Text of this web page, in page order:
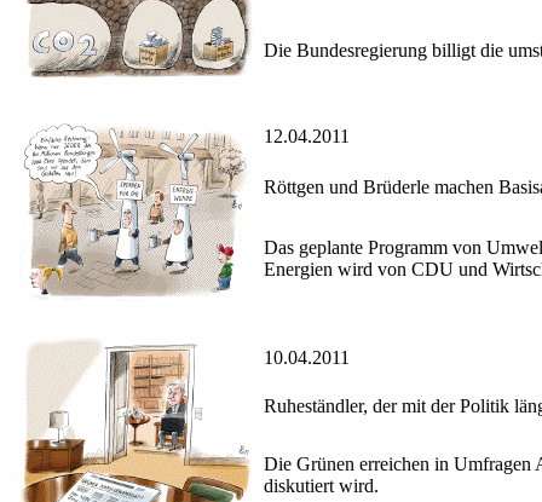
Die Bundesregierung billigt die
12.04.2011
Röttgen und Brüderle machen
Das geplante Programm von
Energien wird von CDU und
10.04.2011
Ruheständler, der mit der Politik
Die Grünen erreichen in Umfragen
diskutiert wird.